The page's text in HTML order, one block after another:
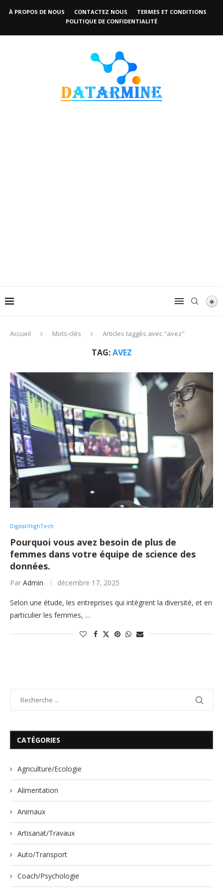
À PROPOS DE NOUS CONTACTEZ NOUS
TERMES ET CONDITIONS
POLITIQUE DE CONFIDENTIALITÉ
Accueil Mots-clés Articles taggés avec "avez"
TAG:AVEZ
Digital/HighTech
Pourquoi vous avez besoin de plus de
femmes dans votre équipe de science des
données.
Par Admin décembre 17, 2025
Selon une étude, les entreprises qui intègrent la diversité, et en
particulier les femmes, …
CATÉGORIES
Agriculture/Ecologie
Alimentation
Animaux
Artisanat/Travaux
Auto/Transport
Coach/Psychologie